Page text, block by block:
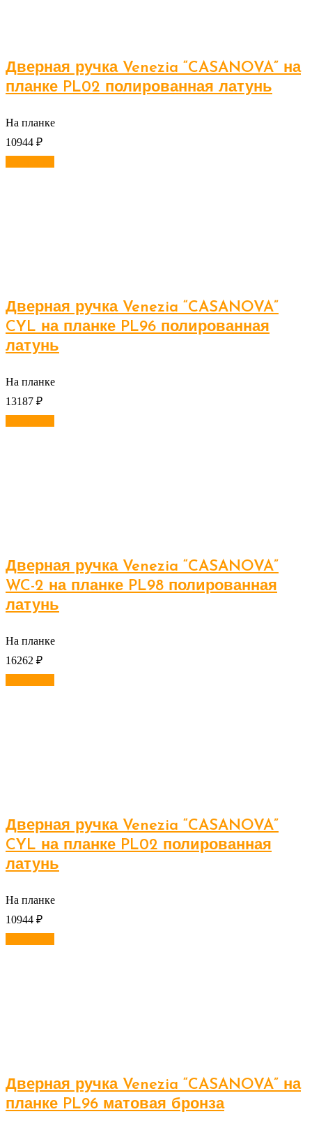
Дверная ручка Venezia “CASANOVA” на
планке PL02 полированная латунь
На планке
10944 ₽
Дверная ручка Venezia “CASANOVA”
CYL на планке PL96 полированная
латунь
На планке
13187 ₽
Дверная ручка Venezia “CASANOVA”
WC-2 на планке PL98 полированная
латунь
На планке
16262 ₽
Дверная ручка Venezia “CASANOVA”
CYL на планке PL02 полированная
латунь
На планке
10944 ₽
Дверная ручка Venezia “CASANOVA” на
планке PL96 матовая бронза